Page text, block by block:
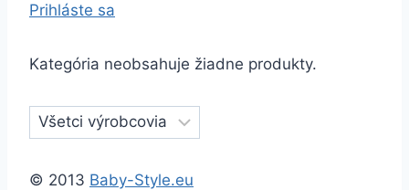
Prihláste sa
Kategória neobsahuje žiadne produkty.
© 2013 Baby-Style.eu